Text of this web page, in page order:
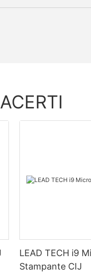
LEAD TECH i9
Stampante CIJ